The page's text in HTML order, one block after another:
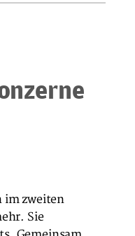
im zweiten
Sie